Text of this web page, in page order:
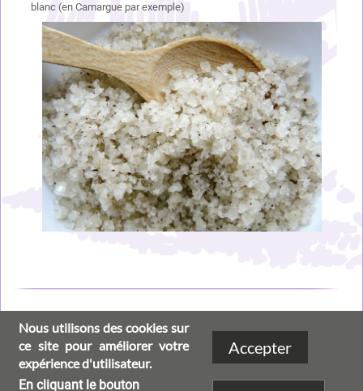
blanc (en Camargue par exemple)
Image
Social
links
Nous utilisons des cookies sur
ce site pour améliorer votre
expérience d'utilisateur.
En cliquant le bouton
Accepter